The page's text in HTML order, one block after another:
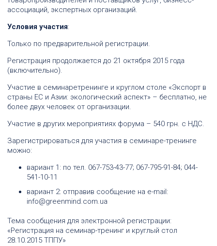
ассоциаций, экспертных организаций.
Условия участия:
Только по предварительной регистрации.
Регистрация продолжается до 21 октября 2015 года
(включительно).
Участие в семинаретренинге и круглом столе «Экспорт в
страны ЕС и Азии: экологический аспект» – бесплатно, не
более двух человек от организации.
Участие в других мероприятиях форума – 540 грн. с НДС.
Зарегистрироваться для участия в семинаре-тренинге
можно:
вариант 1: по тел. 067-753-43-77; 067-795-91-84; 044-
541-10-11
вариант 2: отправив сообщение на e-mail:
info@greenmind.com.ua
Тема сообщения для электронной регистрации:
«Регистрация на семинар-тренинг и круглый стол
28.10.2015 ТППУ»